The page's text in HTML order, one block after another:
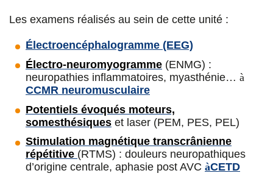
Dr Nabila Mouder
Neurologue, praticien titulaire. Électrophysiologie
Dr Sidney Krystal
Praticien titulaire,service d'Imagerie
3T recherche
Dr Sarah Rosenberg
Neurologue, praticien titulaire. Neuropédiatrie,
épileptologie, neurophysiologie
Les examens réalisés au sein de cette unité :
Électroencéphalogramme (EEG)
Électro-neuromyogramme (ENMG) :
neuropathies inflammatoires, myasthénie… à
CCMR neuromusculaire
Potentiels évoqués moteurs,
somesthésiques et laser (PEM, PES, PEL)
Stimulation magnétique transcrânienne
répétitive (RTMS) : douleurs neuropathiques
d’origine centrale, aphasie post AVC àCETD